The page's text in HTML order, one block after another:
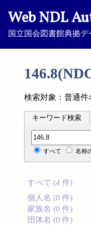
Web NDL
国立国会図書館典拠
検索対象：普通件
キーワード検索
分類記号検索
すべて 名称
すべて (4 件)
個人名 (0 件)
家族名 (0 件)
団体名 (0 件)